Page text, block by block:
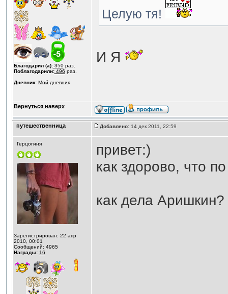
Благодарил (а):350раз.
Поблагодарили:496 раз.
Дневник: Мой дневник
Целую тя!
И Я
Вернуться наверх
путешественница Добавлено:14 дек 2011, 22:59
Герцогиня
Зарегистрирован: 22 апр
2010, 00:01
Сообщений: 4965
Награды: 16
привет:)
как здорово, что
как дела Аришкин?